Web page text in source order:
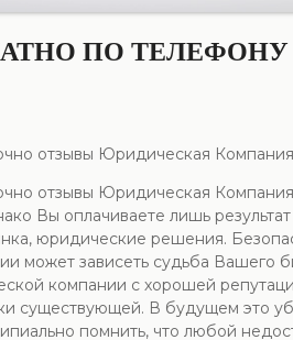
ПО
отзывы Юридическая Компания
отзывы Юридическая
Вы оплачиваете лишь
юридические решения.
может зависеть судьба
компании с хорошей
существующей. В будущем это
помнить, что любой